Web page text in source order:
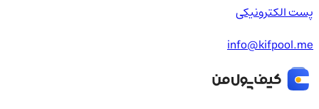
پست الکترونیکی
info@kifpool.me